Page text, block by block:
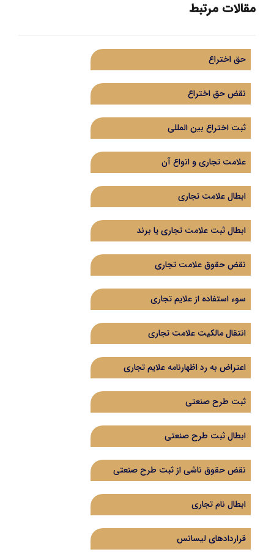
مقالات مرتبط
حق اختراع
نقض حق اختراع
ثبت اختراع بین المللی
علامت تجاری و انواع آن
ابطال علامت تجاری
ابطال ثبت علامت تجاری یا برند
نقض حقوق علامت تجاری
سوء استفاده از علایم تجاری
انتقال مالکیت علامت تجاری
اعتراض به رد اظهارنامه علایم تجاری
ثبت طرح صنعتی
ابطال ثبت طرح صنعتی
نقض حقوق ناشی از ثبت طرح صنعتی
ابطال نام تجاری
قراردادهای لیسانس